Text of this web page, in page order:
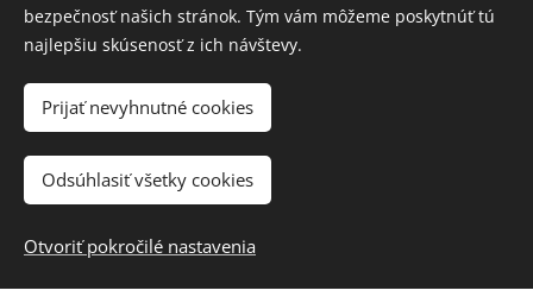
bezpečnosť našich stránok. Tým vám môžeme poskytnúť tú
najlepšiu skúsenosť z ich návštevy.
Prijať nevyhnutné cookies
Odsúhlasiť všetky cookies
Otvoriť pokročilé nastavenia